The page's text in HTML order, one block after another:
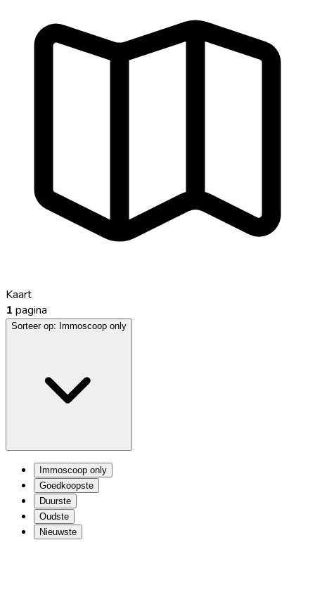
Kaart
1 pagina
Sorteer op: Immoscoop only
Immoscoop only
Goedkoopste
Duurste
Oudste
Nieuwste